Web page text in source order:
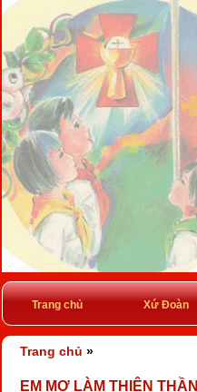
Trang chủ Xứ Đoàn
Trang chủ »
EM MƠ LÀM THIÊN THẦN